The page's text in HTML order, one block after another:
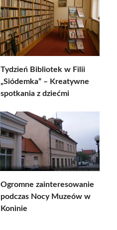
Tydzień Bibliotek w Filii
„Siódemka” – Kreatywne
spotkania z dziećmi
Ogromne zainteresowanie
podczas Nocy Muzeów w
Koninie